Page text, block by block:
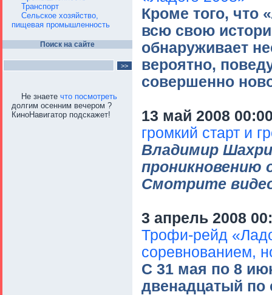
Транспорт
Сельское хозяйство,
пищевая промышленность
Поиск на сайте
Не знаете что посмотреть
долгим осенним вечером ?
КиноНавигатор подскажет!
Кроме того, что
всю свою
обнаруживает
вероятно,
совершенно
13 май 2008
громкий старт и
Владимир
проникновению
Смотрите
3 апрель 2008
Трофи-рейд
соревнованием,
С 31 мая по 8
двенадцатый по